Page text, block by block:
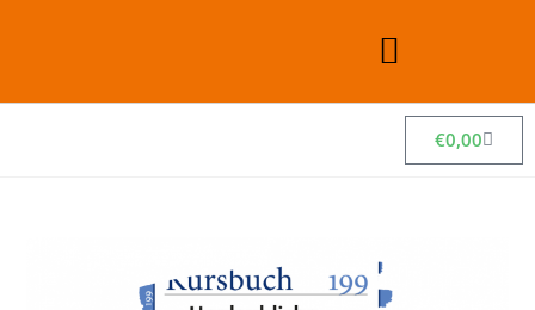
€0,00